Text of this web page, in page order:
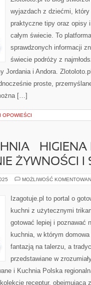
wyjazdach z dziećmi, który
praktyczne tipy oraz opisy
całym świecie. To
sprawdzonych informacji
świecie podróży z
Jordania i Andora.
proste,
[…]
OPOWIEŚCI
– HIGIENA
ŻYWNOŚCI I
MOŻLIWOŚĆ
Izagotuje.pl to portal o
kuchni z użytecznymi
gotować lepiej i poznawać
kuchnia, w którym
fantazją na talerzu, a
przedstawiane w
i Kuchnia Polska
receptur, obejmującą